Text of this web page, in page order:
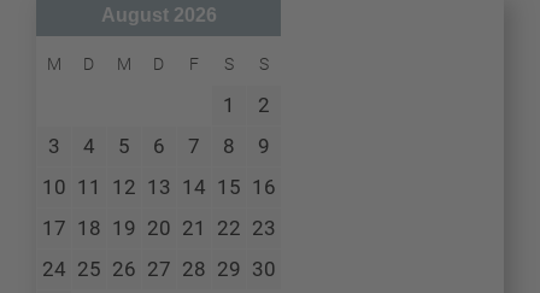
August 2026
M D M D F S S
1
2
3
4 5 6 7 8
9
10 11 12 13 14 15 16
17 18 19 20 21 22 23
24 25 26 27 28 29 30